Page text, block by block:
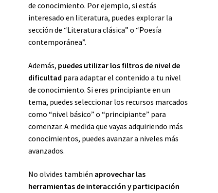
de conocimiento. Por ejemplo, si estás
interesado en literatura, puedes explorar la
sección de “Literatura clásica” o “Poesía
contemporánea”.
Además, puedes utilizar los filtros de nivel de
dificultad para adaptar el contenido a tu nivel
de conocimiento. Si eres principiante en un
tema, puedes seleccionar los recursos marcados
como “nivel básico” o “principiante” para
comenzar. A medida que vayas adquiriendo más
conocimientos, puedes avanzar a niveles más
avanzados.
No olvides también aprovechar las
herramientas de interacción y participación